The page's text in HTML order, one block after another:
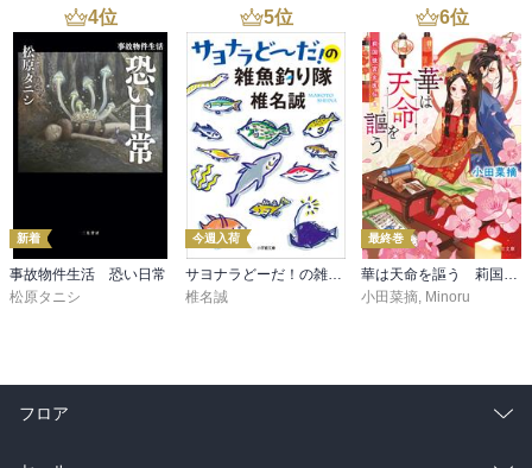
4位
新着
事故物件生活 恐い日常
松原タニシ
5位
今週入荷
椎名誠
6位
最終巻
小田菜摘 Minoru
フロア